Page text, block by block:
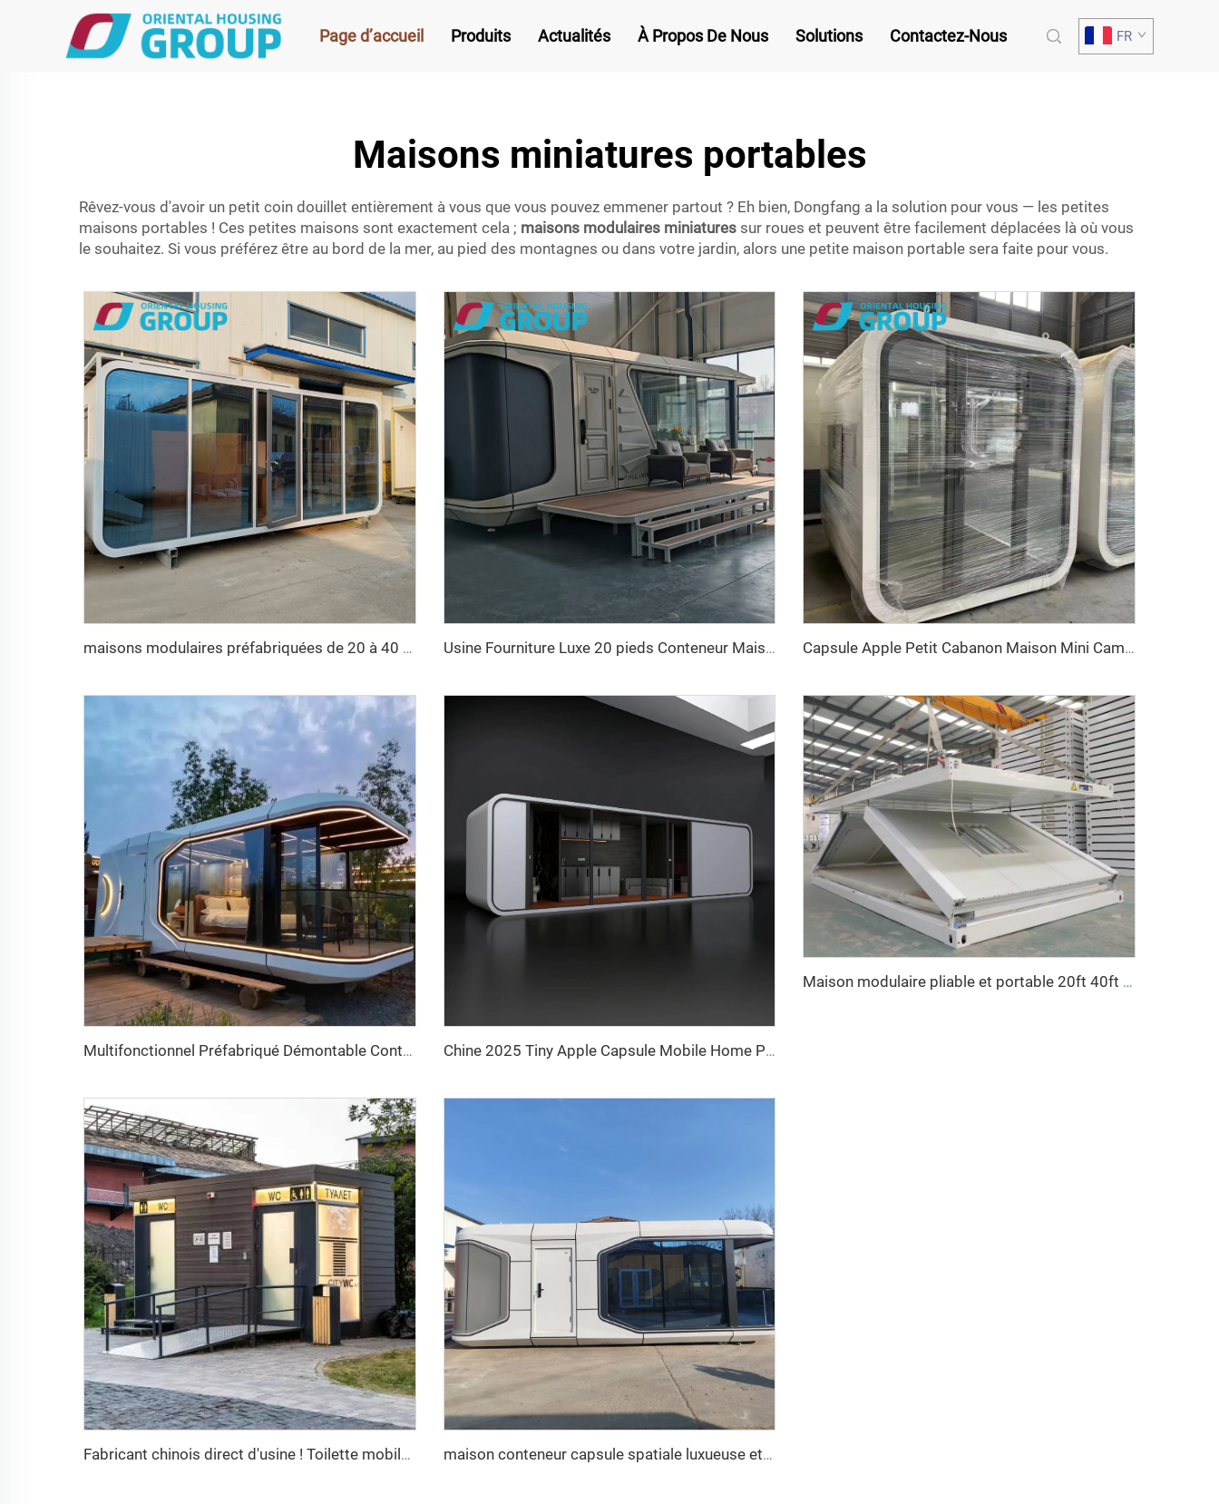
Page d’accueil Produits Actualités À Propos De Nous Solutions Contactez-Nous FR
Maisons miniatures portables
Rêvez-vous d'avoir un petit coin douillet entièrement à vous que vous pouvez emmener partout ? Eh bien, Dongfang a la solution pour vous — les petites
maisons portables ! Ces petites maisons sont exactement cela ; maisons modulaires miniatures sur roues et peuvent être facilement déplacées là où vous
le souhaitez. Si vous préférez être au bord de la mer, au pied des montagnes ou dans votre jardin, alors une petite maison portable sera faite pour vous.
maisons modulaires préfabriquées de 20 à 40 pieds Conteneurs de bureaux portables Tiny Homes Cabine Apple Mouvable Usine Fourniture Luxe 20 pieds Conteneur Maison Confortable Petit Espace Capsule Maison Préfabriquée Acier Modulaire Lit Hôtel Cabine Bureau Capsule Apple Petit Cabanon Maison Mini Camping Pod
Multifonctionnel Préfabriqué Démontable Conteneur Maison Capsule Apple Bureau Hôtel Petite Cabane Chine 2025 Tiny Apple Capsule Mobile Home Préfabriqué avec cuisine et salle de bain pour hôtels et chambres d'hôtes
Maison modulaire pliable et portable 20ft 40ft en kit
Fabricant chinois direct d'usine ! Toilette mobile en PE moulé rotatif, robuste, avec siège, en plastique, portable pour usage extérieur maison conteneur capsule spatiale luxueuse et écologique de 20 pi et 40 pi, conception de maison préfabriquée, bureau, appartement résidentiel